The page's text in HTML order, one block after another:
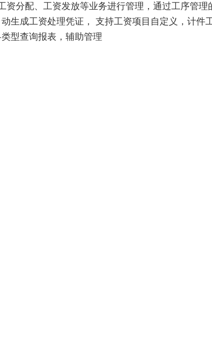
资分配、工资发放等业务进行管理，通过工序管
生成工资处理凭证， 支持工资项目自定义，计件
型查询报表，辅助管理